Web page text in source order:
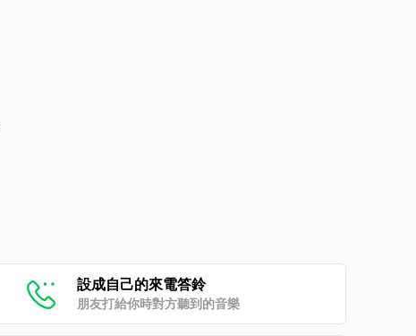
設成自己的來電答鈴
朋友打給你時對方聽到的音樂